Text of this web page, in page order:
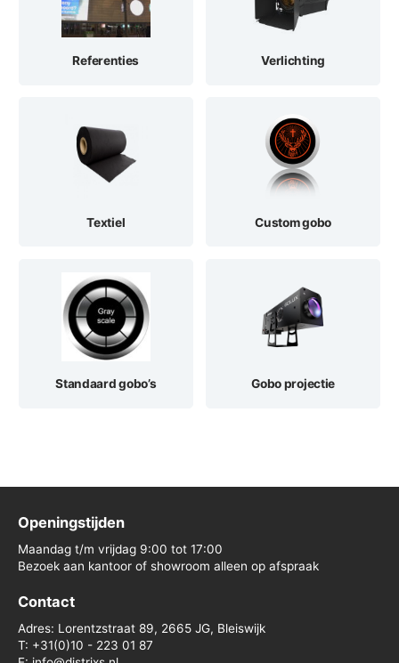
Referenties Verlichting
Textiel Custom gobo
Standaard gobo’s Gobo projectie
Openingstijden
Maandag t/m vrijdag 9:00 tot 17:00
Bezoek aan kantoor of showroom alleen op afspraak
Contact
Adres: Lorentzstraat 89, 2665 JG, Bleiswijk
T: +31(0)10 - 223 01 87